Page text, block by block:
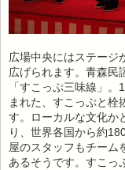
広場中央にはステージ
広げられます。青森民
「すこっぷ三味線」
まれた、すこっぷと栓
す。ローカルな文化か
り、世界各国から約
屋のスタッフもチーム
あるそうです。すこっ